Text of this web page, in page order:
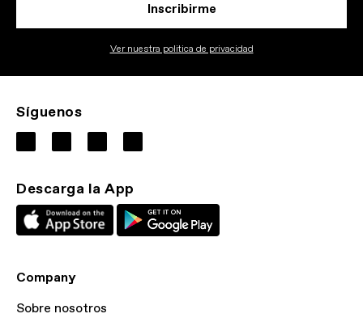
Inscribirme
Ver nuestra politica de privacidad
Síguenos
Descarga la App
Company
Sobre nosotros